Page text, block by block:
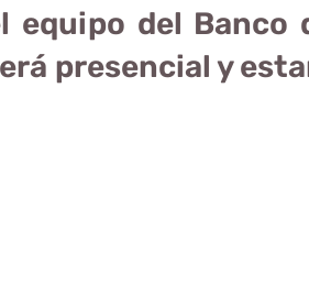
equipo del Banco
presencial y